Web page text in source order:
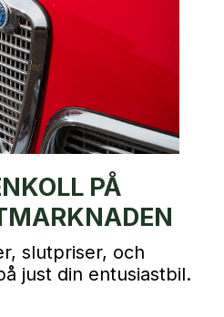
PÅ
slutpriser, och
just din entusiastbil.